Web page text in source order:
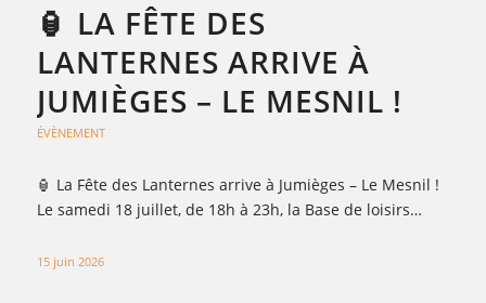
🏮 LA FÊTE DES
LANTERNES ARRIVE À
JUMIÈGES – LE MESNIL !
ÉVÈNEMENT
🏮 La Fête des Lanternes arrive à Jumièges – Le Mesnil !
Le samedi 18 juillet, de 18h à 23h, la Base de loisirs…
15 juin 2026